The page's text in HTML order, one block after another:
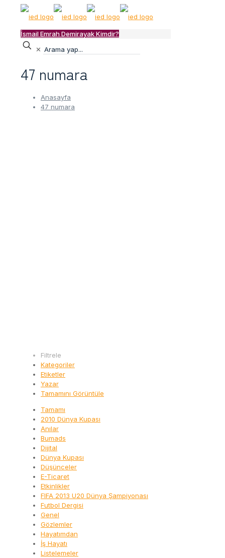
İsmail Emrah Demirayak Kimdir?
✕
47 numara
Anasayfa
47 numara
Filtrele
Kategoriler
Etiketler
Yazar
Tamamını Görüntüle
Tamamı
2010 Dünya Kupası
Anılar
Bumads
Dijital
Dünya Kupası
Düşünceler
E-Ticaret
Etkinlikler
FIFA 2013 U20 Dünya Şampiyonası
Futbol Dergisi
Genel
Gözlemler
Hayatımdan
İş Hayatı
Listelemeler